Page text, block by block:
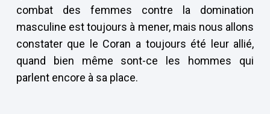
combat des femmes contre la domination
masculine est toujours à mener, mais nous allons
constater que le Coran a toujours été leur allié,
quand bien même sont-ce les hommes qui
parlent encore à sa place.